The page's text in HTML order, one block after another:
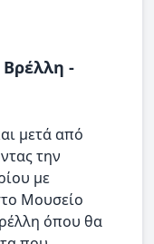
-
μετά από
την
με
Μουσείο
όπου θα